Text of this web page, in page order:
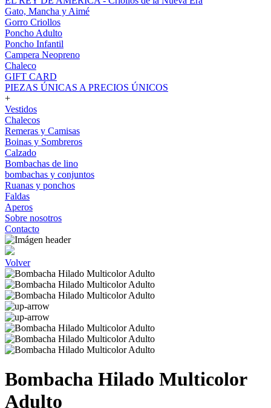
Gato, Mancha y Aimé
Gorro Criollos
Poncho Adulto
Poncho Infantil
Campera Neopreno
Chaleco
GIFT CARD
PIEZAS ÚNICAS A PRECIOS ÚNICOS
+
Vestidos
Chalecos
Remeras y Camisas
Boinas y Sombreros
Calzado
Bombachas de lino
bombachas y conjuntos
Ruanas y ponchos
Faldas
Aperos
Sobre nosotros
Contacto
Volver
Bombacha Hilado Multicolor
Adulto